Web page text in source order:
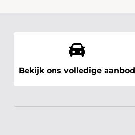
Bekijk ons volledige aanbod